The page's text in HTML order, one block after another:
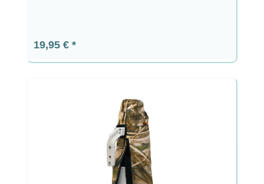
Precio normal:
19,95 €